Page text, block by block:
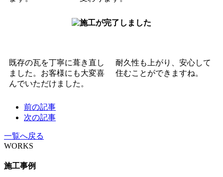
既存の瓦を丁寧に葺き直し
ました。 お客様にも大変喜
んでいただけました。
耐久性も上がり、安心して
住むことができますね。
前の記事
次の記事
一覧へ戻る
WORKS
施工事例